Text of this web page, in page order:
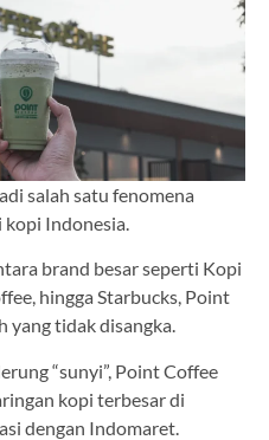
salah satu fenomena
Indonesia.
brand besar seperti Kopi
hingga Starbucks, Point
yang tidak disangka.
“sunyi”, Point Coffee
kopi terbesar di
dengan Indomaret.